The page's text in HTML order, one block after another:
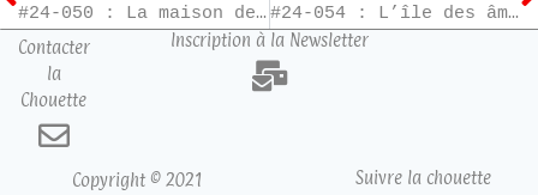
#24-050 : La maison des égarées
#24-054 : L’île des âmes
Contacter
la
Chouette
Inscription à la Newsletter
Copyright © 2021
Suivre la chouette